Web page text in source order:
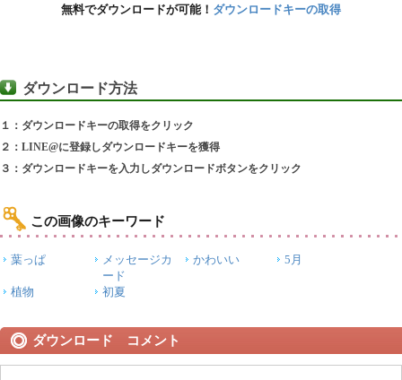
無料でダウンロードが可能！ ダウンロードキーの取得
ダウンロード方法
１：ダウンロードキーの取得をクリック
２：LINE@に登録しダウンロードキーを獲得
３：ダウンロードキーを入力しダウンロードボタンをクリック
この画像のキーワード
葉っぱ
メッセージカ
ード
かわいい 5月
植物 初夏
ダウンロード コメント